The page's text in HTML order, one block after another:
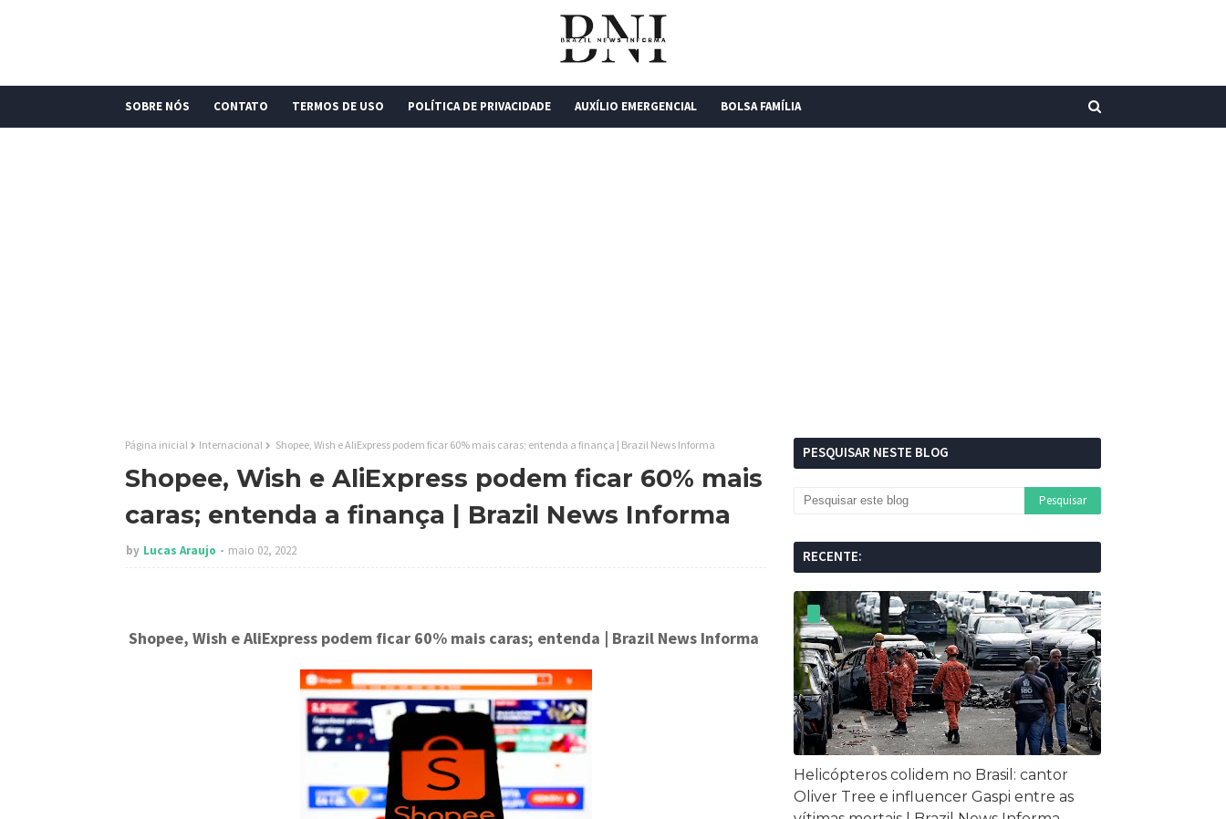
SOBRE NÓS CONTATO TERMOS DE USO POLÍTICA DE PRIVACIDADE AUXÍLIO EMERGENCIAL BOLSA FAMÍLIA
Página inicial Internacional Shopee, Wish e AliExpress podem ficar 60% mais caras; entenda a finança | Brazil News Informa
Shopee, Wish e AliExpress podem ficar 60% mais
caras; entenda a finança | Brazil News Informa
by Lucas Araujo maio 02, 2022
Shopee, Wish e AliExpress podem ficar 60% mais caras; entenda | Brazil News Informa
PESQUISAR NESTE BLOG
RECENTE:
Helicópteros colidem no Brasil: cantor
Oliver Tree e influencer Gaspi entre as